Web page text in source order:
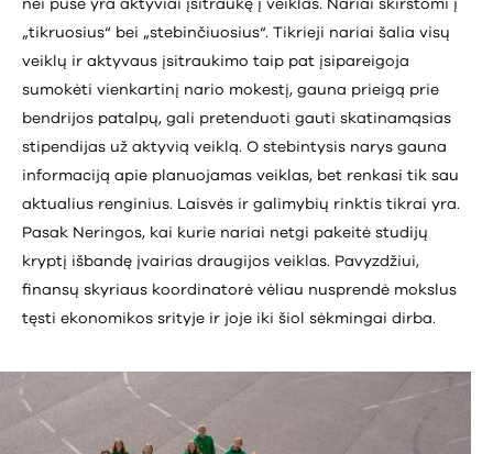
nei pusė yra aktyviai įsitraukę į veiklas. Nariai skirstomi į
„tikruosius“ bei „stebinčiuosius“. Tikrieji nariai šalia visų
veiklų ir aktyvaus įsitraukimo taip pat įsipareigoja
sumokėti vienkartinį nario mokestį, gauna prieigą prie
bendrijos patalpų, gali pretenduoti gauti skatinamąsias
stipendijas už aktyvią veiklą. O stebintysis narys gauna
informaciją apie planuojamas veiklas, bet renkasi tik sau
aktualius renginius. Laisvės ir galimybių rinktis tikrai yra.
Pasak Neringos, kai kurie nariai netgi pakeitė studijų
kryptį išbandę įvairias draugijos veiklas. Pavyzdžiui,
finansų skyriaus koordinatorė vėliau nusprendė mokslus
tęsti ekonomikos srityje ir joje iki šiol sėkmingai dirba.